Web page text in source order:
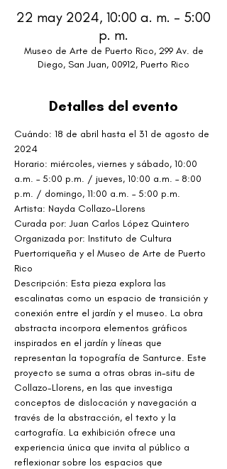
22 may 2024, 10:00 a. m. – 5:00
p. m.
Museo de Arte de Puerto Rico, 299 Av. de
Diego, San Juan, 00912, Puerto Rico
Detalles del evento
Cuándo: 18 de abril hasta el 31 de agosto de
2024
Horario: miércoles, viernes y sábado, 10:00
a.m. – 5:00 p.m. / jueves, 10:00 a.m. – 8:00
p.m. / domingo, 11:00 a.m. – 5:00 p.m.
Artista: Nayda Collazo-Llorens
Curada por: Juan Carlos López Quintero
Organizada por: Instituto de Cultura
Puertorriqueña y el Museo de Arte de Puerto
Rico
Descripción: Esta pieza explora las
escalinatas como un espacio de transición y
conexión entre el jardín y el museo. La obra
abstracta incorpora elementos gráficos
inspirados en el jardín y líneas que
representan la topografía de Santurce. Este
proyecto se suma a otras obras in-situ de
Collazo-Llorens, en las que investiga
conceptos de dislocación y navegación a
través de la abstracción, el texto y la
cartografía. La exhibición ofrece una
experiencia única que invita al público a
reflexionar sobre los espacios que